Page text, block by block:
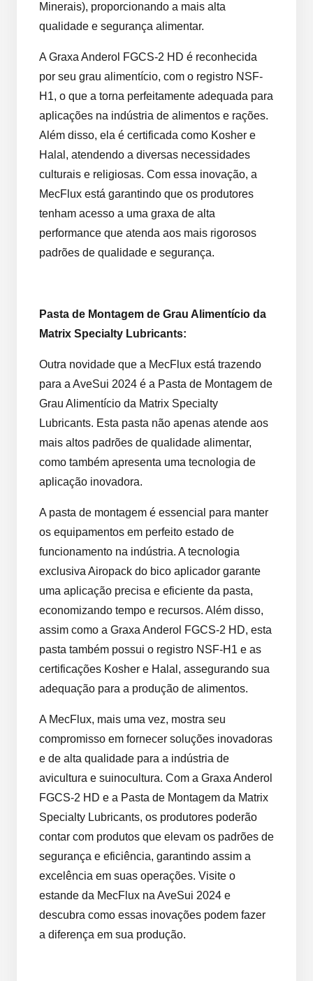
Minerais), proporcionando a mais alta
qualidade e segurança alimentar.
A Graxa Anderol FGCS-2 HD é reconhecida
por seu grau alimentício, com o registro NSF-
H1, o que a torna perfeitamente adequada para
aplicações na indústria de alimentos e rações.
Além disso, ela é certificada como Kosher e
Halal, atendendo a diversas necessidades
culturais e religiosas. Com essa inovação, a
MecFlux está garantindo que os produtores
tenham acesso a uma graxa de alta
performance que atenda aos mais rigorosos
padrões de qualidade e segurança.
Pasta de Montagem de Grau Alimentício da
Matrix Specialty Lubricants:
Outra novidade que a MecFlux está trazendo
para a AveSui 2024 é a Pasta de Montagem de
Grau Alimentício da Matrix Specialty
Lubricants. Esta pasta não apenas atende aos
mais altos padrões de qualidade alimentar,
como também apresenta uma tecnologia de
aplicação inovadora.
A pasta de montagem é essencial para manter
os equipamentos em perfeito estado de
funcionamento na indústria. A tecnologia
exclusiva Airopack do bico aplicador garante
uma aplicação precisa e eficiente da pasta,
economizando tempo e recursos. Além disso,
assim como a Graxa Anderol FGCS-2 HD, esta
pasta também possui o registro NSF-H1 e as
certificações Kosher e Halal, assegurando sua
adequação para a produção de alimentos.
A MecFlux, mais uma vez, mostra seu
compromisso em fornecer soluções inovadoras
e de alta qualidade para a indústria de
avicultura e suinocultura. Com a Graxa Anderol
FGCS-2 HD e a Pasta de Montagem da Matrix
Specialty Lubricants, os produtores poderão
contar com produtos que elevam os padrões de
segurança e eficiência, garantindo assim a
excelência em suas operações. Visite o
estande da MecFlux na AveSui 2024 e
descubra como essas inovações podem fazer
a diferença em sua produção.